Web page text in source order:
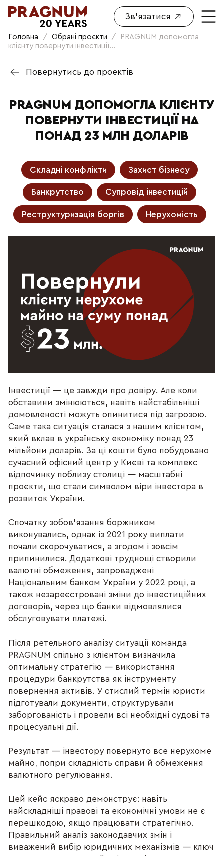
Зв'язатися
Головна / Обрані проєкти /
PRAGNUM допомогла
клієнту повернути інвестиції...
Повернутись до проектів
PRAGNUM ДОПОМОГЛА КЛІЄНТУ
ПОВЕРНУТИ ІНВЕСТИЦІЇ НА
ПОНАД 23 МЛН ДОЛАРІВ
Складні конфлікти Захист бізнесу
Банкрутство Супровід інвестицій
Реструктуризація боргів Нерухомість
Інвестиції — це завжди про довіру. Але коли
обставини змінюються, навіть найстабільніші
домовленості можуть опинитися під загрозою.
Саме така ситуація сталася з нашим клієнтом,
який вклав в українську економіку понад 23
мільйони доларів. За ці кошти було побудовано
сучасний офісний центр у Києві та комплекс
відпочинку поблизу столиці — масштабні
проєкти, що стали символом віри інвестора в
розвиток України.
Спочатку зобов’язання боржником
виконувались, однак із 2021 року виплати
почали скорочуватися, а згодом і зовсім
припинилися. Додаткові труднощі створили
валютні обмеження, запроваджені
Національним банком України у 2022 році, а
також незареєстровані зміни до інвестиційних
договорів, через що банки відмовлялися
обслуговувати платежі.
Після ретельного аналізу ситуації команда
PRAGNUM спільно з клієнтом визначила
оптимальну стратегію — використання
процедури банкрутства як інструменту
повернення активів. У стислий термін юристи
підготували документи, структурували
заборгованість і провели всі необхідні судові та
процесуальні дії.
Результат — інвестору повернуто все нерухоме
майно, попри складність справи й обмеження
валютного регулювання.
Цей кейс яскраво демонструє: навіть
найскладніші правові та економічні умови не є
перешкодою, якщо працювати стратегічно.
Правильний аналіз законодавчих змін і
виважений вибір юридичних механізмів — ключ